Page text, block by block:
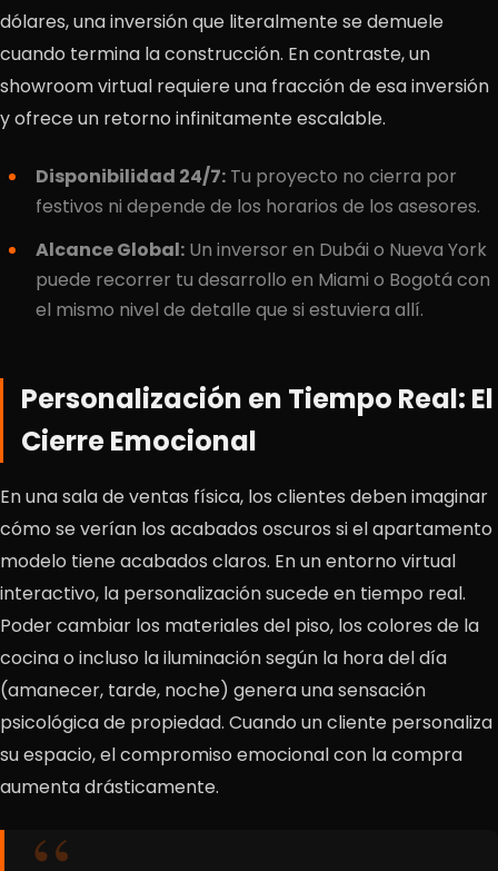
dólares, una inversión que literalmente se demuele
cuando termina la construcción. En contraste, un
showroom virtual requiere una fracción de esa inversión
y ofrece un retorno infinitamente escalable.
Disponibilidad 24/7: Tu proyecto no cierra por
festivos ni depende de los horarios de los asesores.
Alcance Global: Un inversor en Dubái o Nueva York
puede recorrer tu desarrollo en Miami o Bogotá con
el mismo nivel de detalle que si estuviera allí.
Personalización en Tiempo Real: El
Cierre Emocional
En una sala de ventas física, los clientes deben imaginar
cómo se verían los acabados oscuros si el apartamento
modelo tiene acabados claros. En un entorno virtual
interactivo, la personalización sucede en tiempo real.
Poder cambiar los materiales del piso, los colores de la
cocina o incluso la iluminación según la hora del día
(amanecer, tarde, noche) genera una sensación
psicológica de propiedad. Cuando un cliente personaliza
su espacio, el compromiso emocional con la compra
aumenta drásticamente.